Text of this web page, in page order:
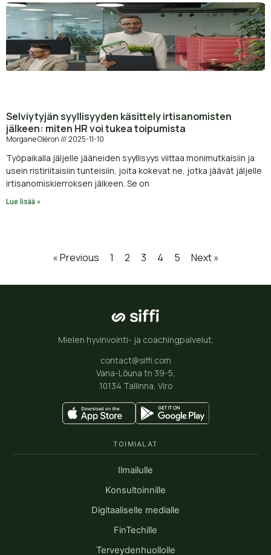
Selviytyjän syyllisyyden käsittely irtisanomisten
jälkeen: miten HR voi tukea toipumista
Morgane Oléron 2025-11-10
Työpaikalla jäljelle jääneiden syyllisyys viittaa monimutkaisiin ja
usein ristiriitaisiin tunteisiin, joita kokevat ne, jotka jäävät jäljelle
irtisanomiskierroksen jälkeen. Se on
Lue lisää »
« Previous 1 2 3 4 5 Next »
Mielen hyvinvointi- ja coachingpalvelut.
contact@siffi.com
Vana-Lõuna tn 39-5,
10134 Tallinna, Viro
TOIMIALAT
Ilmailulle
Konsultoinnille
Digitaaliselle medialle
FinTechille
Terveydenhuollolle